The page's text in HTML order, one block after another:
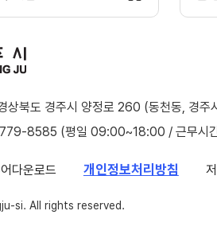
상북도 경주시 양정로 260 (동천동, 경주
8585 (평일 09:00~18:00 / 근무시간
다운로드 개인정보처리방침
si. All rights reserved.